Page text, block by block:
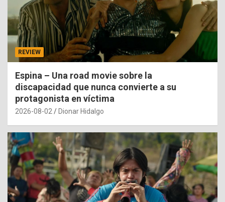
REVIEW
Espina – Una road movie sobre la
discapacidad que nunca convierte a su
protagonista en víctima
2026-08-02 Dionar Hidalgo